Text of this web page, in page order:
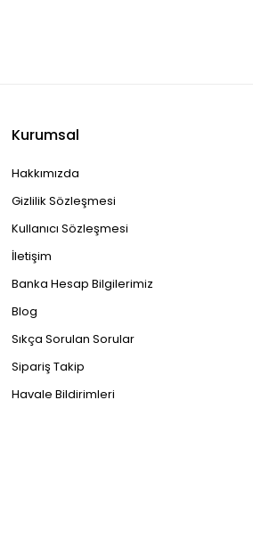
Kurumsal
Hakkımızda
Gizlilik Sözleşmesi
Kullanıcı Sözleşmesi
İletişim
Banka Hesap Bilgilerimiz
Blog
Sıkça Sorulan Sorular
Sipariş Takip
Havale Bildirimleri